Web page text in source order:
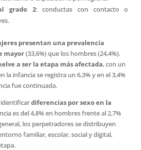
grado 2: conductas con contacto o
presentan una prevalencia
mayor(33,6%) que los hombres (24,4%).
a ser la etapa más afectada, con un
la infancia se registra un 6,3% y en el 3,4%
fue continuada.
diferencias por sexo en la
es del 4,8% en hombres frente al 2,7%
los perpetradores se distribuyen
familiar, escolar, social y digital,